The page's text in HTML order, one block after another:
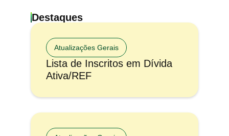
Destaques
Atualizações Gerais
Lista de Inscritos em Dívida
Ativa/REF